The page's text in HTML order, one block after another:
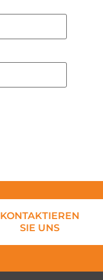
KONTAKTIEREN
SIE UNS